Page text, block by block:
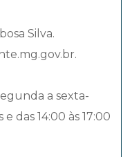
Silva.
a sexta-
das 14:00 às 17:00